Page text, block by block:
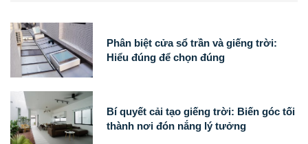
Phân biệt cửa sổ trần và giếng trời:
Hiểu đúng để chọn đúng
Bí quyết cải tạo giếng trời: Biến góc tối
thành nơi đón nắng lý tưởng